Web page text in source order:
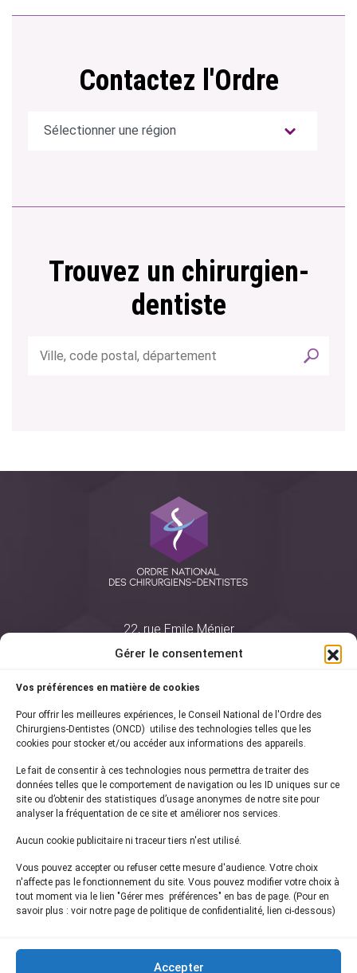
Gérer le consentement
Vos préférences en matière de cookies
Pour offrir les meilleures expériences, le Conseil National de l'Ordre des
Chirurgiens-Dentistes (ONCD) utilise des technologies telles que les
cookies pour stocker et/ou accéder aux informations des appareils.
Le fait de consentir à ces technologies nous permettra de traiter des
données telles que le comportement de navigation ou les ID uniques sur ce
site ou d’obtenir des statistiques d’usage anonymes de notre site pour
analyser la fréquentation de ce site et améliorer nos services.
Aucun cookie publicitaire ni traceur tiers n'est utilisé.
Vous pouvez accepter ou refuser cette mesure d'audience. Votre choix
n'affecte pas le fonctionnement du site. Vous pouvez modifier votre choix à
tout moment via le lien "Gérer mes préférences" en bas de page. (Pour en
savoir plus : voir notre page de politique de confidentialité, lien ci-dessous)
Accepter
Contactez l'Ordre
Trouvez un chirurgien-
dentiste
22, rue Emile Ménier
75761 Paris Cedex 16
01 44 34 78 80
courrier@oncd.org
Actualités
Presse
Informations légales
Plan du site
Inscrivez-vous à notrenewsletter